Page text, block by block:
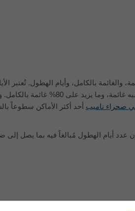
بالكامل، وأيام الهطول. تُعتبر
صحراء ناميب أحد أكثر الأماكن سطوعاً
عدد أيام الهطول مُبالغاً فيه بما يصل إلى